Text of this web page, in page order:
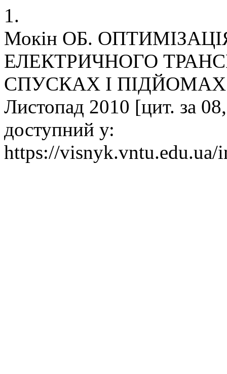
1.
Мокін ОБ.
ЕЛЕКТРИЧНОГО
СПУСКАХ І ПІДЙОМАХ.
Листопад 2010 [цит. за
доступний у:
https://